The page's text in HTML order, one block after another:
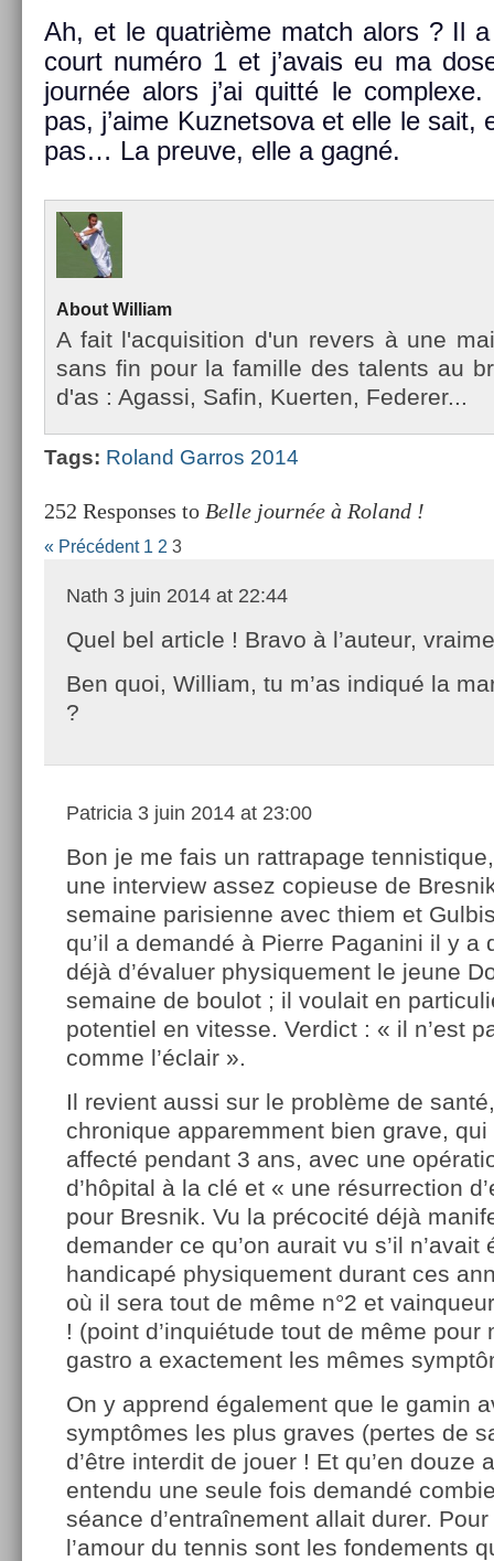
Ah, et le quat­rième match alors ? Il
court numéro 1 et j’avais eu ma
journée alors j’ai quitté le
pas, j’aime Kuz­netsova et elle le sait,
pas… La pre­uve, elle a gagné.
About Wil­liam
A fait l'ac­quisi­tion d'un re­v­ers à une
sans fin pour la famil­le des talents au
d'as : Agas­si, Safin, Kuert­en, Feder­er...
Tags: Roland Gar­ros 2014
252 Responses to Belle journée à Roland !
« Précédent 1 2 3
Nath 3 juin 2014 at 22:44
Quel bel article ! Bravo à l’auteur,
Ben quoi, William, tu m’as indiqué la
?
Patricia 3 juin 2014 at 23:00
Bon je me fais un rattrapage
une interview assez copieuse de
semaine parisienne avec thiem et
qu’il a demandé à Pierre Paganini il y a
déjà d’évaluer physiquement le jeune
semaine de boulot ; il voulait en
potentiel en vitesse. Verdict : « il n’est
comme l’éclair ».
Il revient aussi sur le problème de
chronique apparemment bien grave, qui
affecté pendant 3 ans, avec une
d’hôpital à la clé et « une résurrection
pour Bresnik. Vu la précocité déjà
demander ce qu’on aurait vu s’il n’avait
handicapé physiquement durant ces
où il sera tout de même n°2 et
! (point d’inquiétude tout de même pour
gastro a exactement les mêmes
On y apprend également que le gamin
symptômes les plus graves (pertes de
d’être interdit de jouer ! Et qu’en douze
entendu une seule fois demandé
séance d’entraînement allait durer.
l’amour du tennis sont les fondements